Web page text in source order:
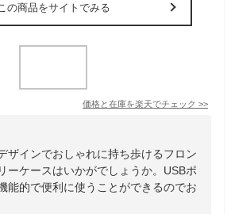
この商品をサイトでみる
価格と在庫を楽天でチェック >>
ザインでおしゃれに持ち歩けるフロン
ーケースはいかがでしょうか。USBポ
能的で便利に使うことができるのでお